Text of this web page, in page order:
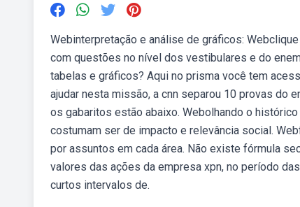
Webinterpretação e análise de gráficos:
com questões no nível dos vestibulares e do
tabelas e gráficos? Aqui no prisma você tem
ajudar nesta missão, a cnn separou 10 provas do
os gabaritos estão abaixo. Webolhando o
costumam ser de impacto e relevância social.
por assuntos em cada área. Não existe fórmula
valores das ações da empresa xpn, no período
curtos intervalos de.